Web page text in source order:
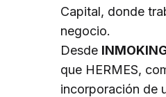
Capital, donde
negocio.
Desde
que HERMES,
incorporación de